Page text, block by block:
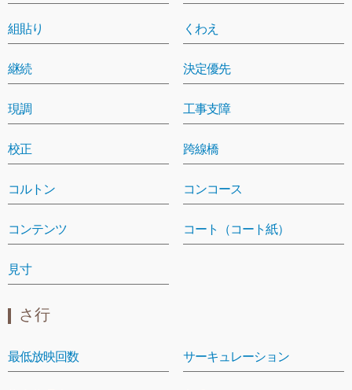
組貼り くわえ
継続 決定優先
現調 工事支障
校正 跨線橋
コルトン コンコース
コンテンツ コート（コート紙）
見寸
さ行
最低放映回数 サーキュレーション